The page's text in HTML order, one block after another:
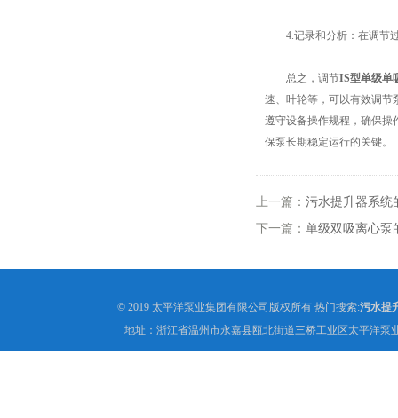
4.记录和分析：在调节过
总之，调节IS型单级单
速、叶轮等，可以有效调节
遵守设备操作规程，确保操
保泵长期稳定运行的关键。
上一篇： 污水提升器系统
下一篇： 单级双吸离心泵
© 2019 太平洋泵业集团有限公司版权所有 热门搜索:污水提
地址：浙江省温州市永嘉县瓯北街道三桥工业区太平洋泵